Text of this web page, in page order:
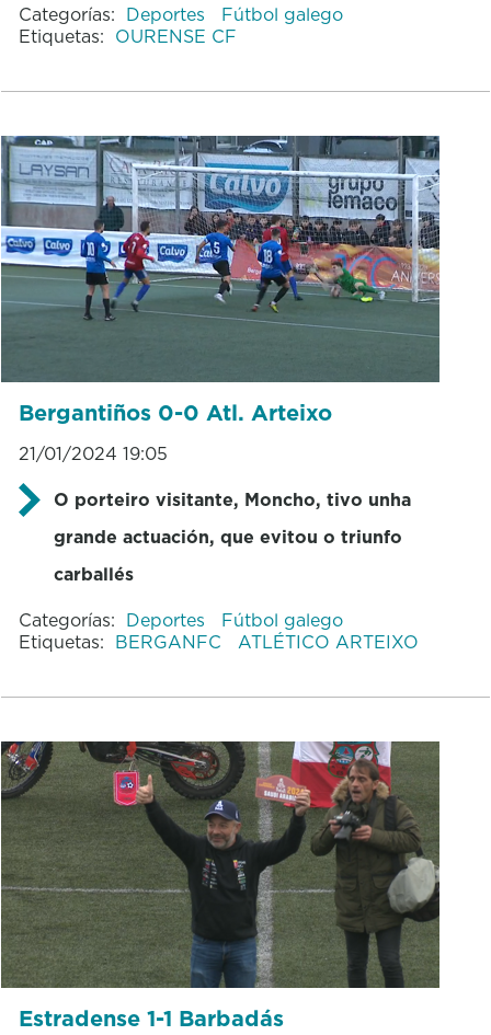
Categorías: Deportes
Fútbol galego
Etiquetas: OURENSE CF
Bergantiños 0-0 Atl. Arteixo
21/01/2024 19:05
O porteiro visitante, Moncho, tivo unha
grande actuación, que evitou o triunfo
carballés
Categorías: Deportes
Fútbol galego
Etiquetas: BERGANFC ATLÉTICO ARTEIXO
Estradense 1-1 Barbadás